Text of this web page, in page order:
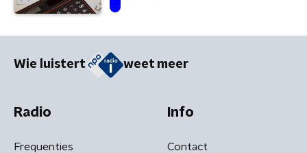
Wie luistert weet meer
Radio
Frequenties
Info
Contact